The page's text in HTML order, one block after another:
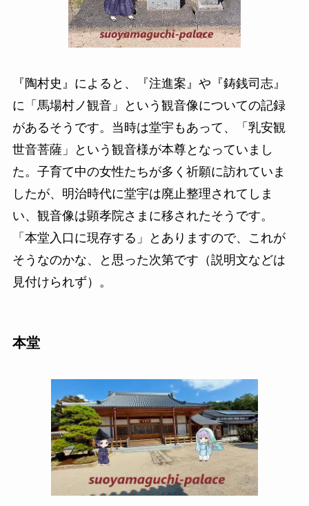
『陶村史』によると、『注進案』や『鋳銭司志』
に「馬場村ノ観音」という観音像についての記録
があるそうです。当時は堂宇もあって、「乳安観
世音菩薩」という観音様が本尊となっていまし
た。子育て中の女性たちが多く祈願に訪れていま
したが、明治時代に堂宇は廃止整理されてしま
い、観音像は顕孝院さまに移されたそうです。
「本堂入口に現存する」とありますので、これが
そうなのかな、と思った次第です（説明文などは
見付けられず）。
本堂